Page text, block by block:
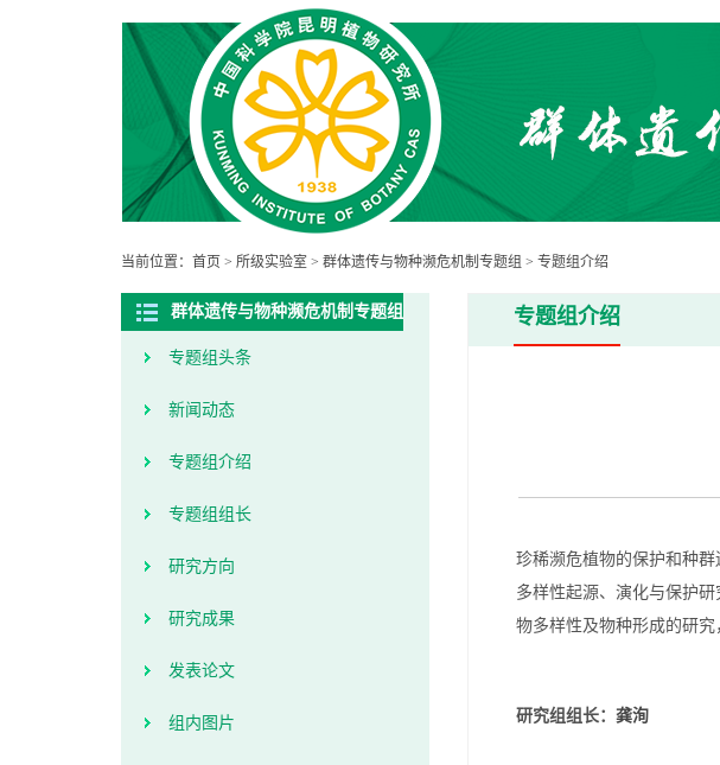
当前位置： 首页 > 所级实验室 > 群体遗传与物种濒危机制专题组 > 专题组介绍
群体遗传与物种濒危机制专题组
专题组头条
新闻动态
专题组介绍
专题组组长
研究方向
研究成果
发表论文
组内图片
专题组介绍
珍稀濒危植物的保护和种
多样性起源、演化与保护
物多样性及物种形成的研
研究组组长： 龚洵